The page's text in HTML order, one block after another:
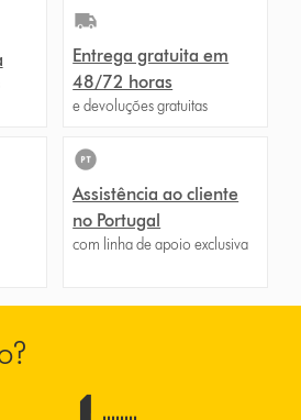
Entrega gratuita em
48/72 horas
e devoluções gratuitas
Assistência ao cliente
no Portugal
com linha de apoio exclusiva